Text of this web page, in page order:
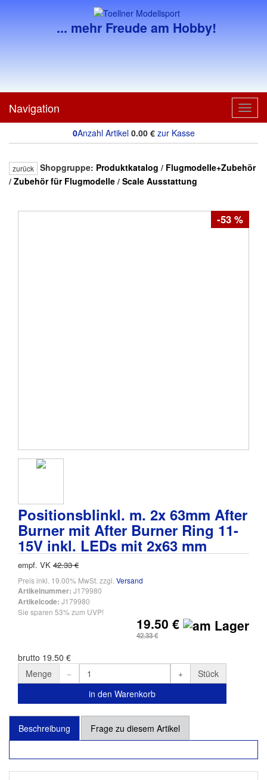
... mehr Freude am Hobby!
Navigation
0Anzahl Artikel 0.00€ zur Kasse
zurück Shopgruppe: Produktkatalog / Flugmodelle+Zubehör
/ Zubehör für Flugmodelle / Scale Ausstattung
-53 %
Positionsblinkl. m. 2x 63mm After
Burner mit After Burner Ring 11-
15V inkl. LEDs mit 2x63 mm
empf. VK 42.33 €
Preis inkl. 19.00% MwSt. zzgl. Versand
Artikelnummer: J179980
Artikelcode: J179980
Sie sparen 53% zum UVP!
19.50 €
42.33 €
brutto 19.50 €
Menge
Stück
in den Warenkorb
Beschreibung Frage zu diesem Artikel